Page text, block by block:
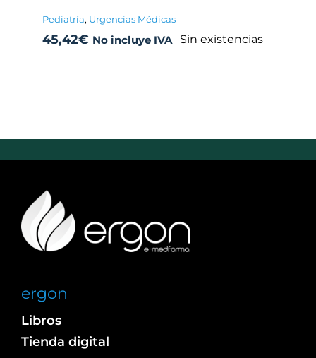
Pediatría, Urgencias Médicas
45,42€ No incluye IVA Sin existencias
ergon
Libros
Tienda digital